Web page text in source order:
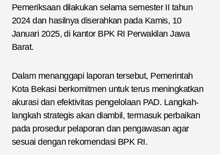
Pemeriksaan dilakukan selama semester II tahun
2024 dan hasilnya diserahkan pada Kamis, 10
Januari 2025, di kantor BPK RI Perwakilan Jawa
Barat.
Dalam menanggapi laporan tersebut, Pemerintah
Kota Bekasi berkomitmen untuk terus meningkatkan
akurasi dan efektivitas pengelolaan PAD. Langkah-
langkah strategis akan diambil, termasuk perbaikan
pada prosedur pelaporan dan pengawasan agar
sesuai dengan rekomendasi BPK RI.